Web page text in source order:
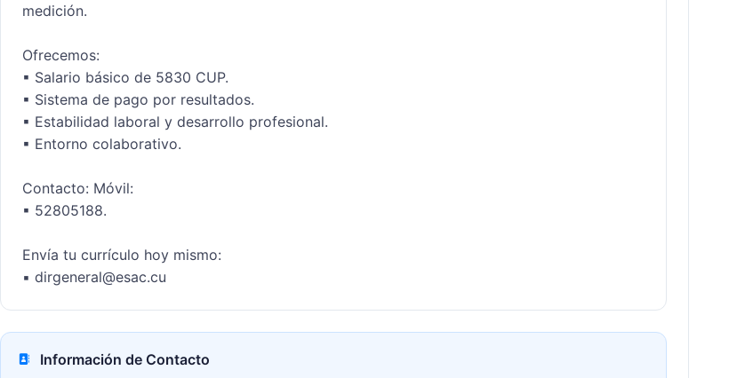
medición.
Ofrecemos:
▪ Salario básico de 5830 CUP.
▪ Sistema de pago por resultados.
▪ Estabilidad laboral y desarrollo profesional.
▪ Entorno colaborativo.
Contacto: Móvil:
▪ 52805188.
Envía tu currículo hoy mismo:
▪ dirgeneral@esac.cu
Información de Contacto